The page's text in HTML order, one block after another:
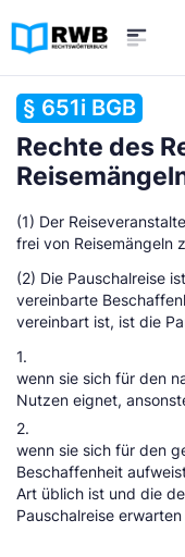
§ 651i BGB
Rechte des
(1) Der
frei von Reisemängeln
(2) Die Pauschalreise
vereinbarte
vereinbart ist, ist die
1.
wenn sie sich für den
Nutzen eignet,
2.
wenn sie sich für den
Beschaffenheit
Art üblich ist und die
Pauschalreise erwarten